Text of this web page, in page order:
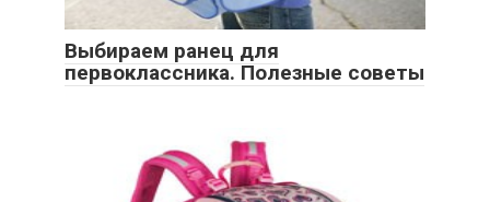
Выбираем ранец для
первоклассника. Полезные советы